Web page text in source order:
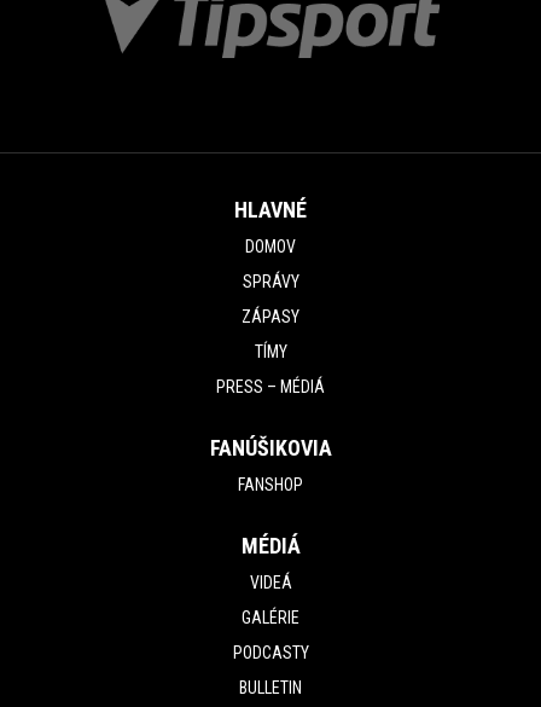
HLAVNÉ
DOMOV
SPRÁVY
ZÁPASY
TÍMY
PRESS – MÉDIÁ
FANÚŠIKOVIA
FANSHOP
MÉDIÁ
VIDEÁ
GALÉRIE
PODCASTY
BULLETIN